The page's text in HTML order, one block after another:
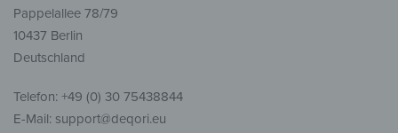
Pappelallee 78/79
10437 Berlin
Deutschland
Telefon: +49 (0) 30 75438844
E-Mail: support@deqori.eu